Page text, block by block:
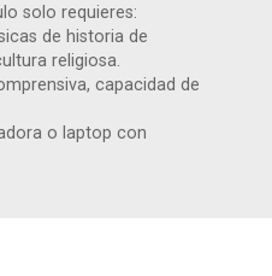
solo requieres:
de historia de
religiosa.
capacidad de
o laptop con